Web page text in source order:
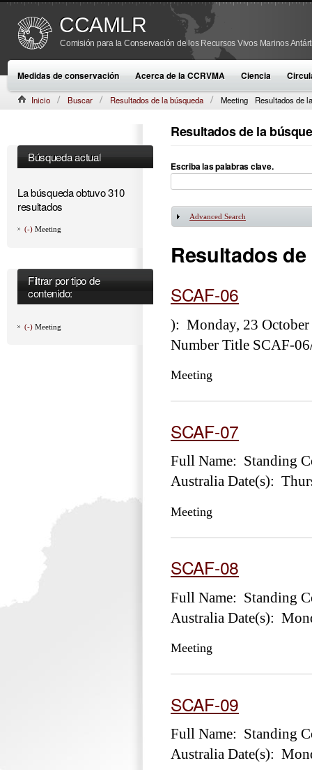
CCAMLR
Comisión para la Conservación de los Recursos Vivos Marinos
Medidas de conservación Acerca de la CCRVMA Ciencia
Inicio Buscar Resultados de la búsqueda Meeting Resultados de
Búsqueda actual
La búsqueda obtuvo 310
resultados
(-) Meeting
Filtrar por tipo de
contenido:
(-) Meeting
Resultados de la
Escriba las palabras clave.
Mostrar
Advanced Search
Resultados
SCAF-06
): Monday, 23
Number Title SCAF-
Meeting
SCAF-07
Full Name: Standing
Australia Date(s):
Meeting
SCAF-08
Full Name: Standing
Australia Date(s):
Meeting
SCAF-09
Full Name: Standing
Australia Date(s):